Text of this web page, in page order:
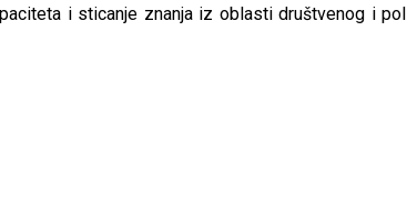
i sticanje znanja iz oblasti društvenog i